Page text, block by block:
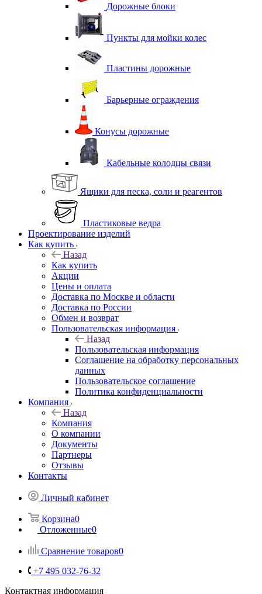
Дорожные блоки
Пункты для мойки колес
Пластины дорожные
Барьерные ограждения
Конусы дорожные
Кабельные колодцы связи
Ящики для песка, соли и реагентов
Пластиковые ведра
Проектирование изделий
Как купить
Назад
Как купить
Акции
Цены и оплата
Доставка по Москве и области
Доставка по России
Обмен и возврат
Пользовательская информация
Назад
Пользовательская информация
Соглашение на обработку персональных
данных
Пользовательское соглашение
Политика конфиденциальности
Компания
Назад
Компания
О компании
Документы
Партнеры
Отзывы
Контакты
Личный кабинет
Корзина0
Отложенные0
Сравнение товаров0
+7 495 032-76-32
Контактная информация